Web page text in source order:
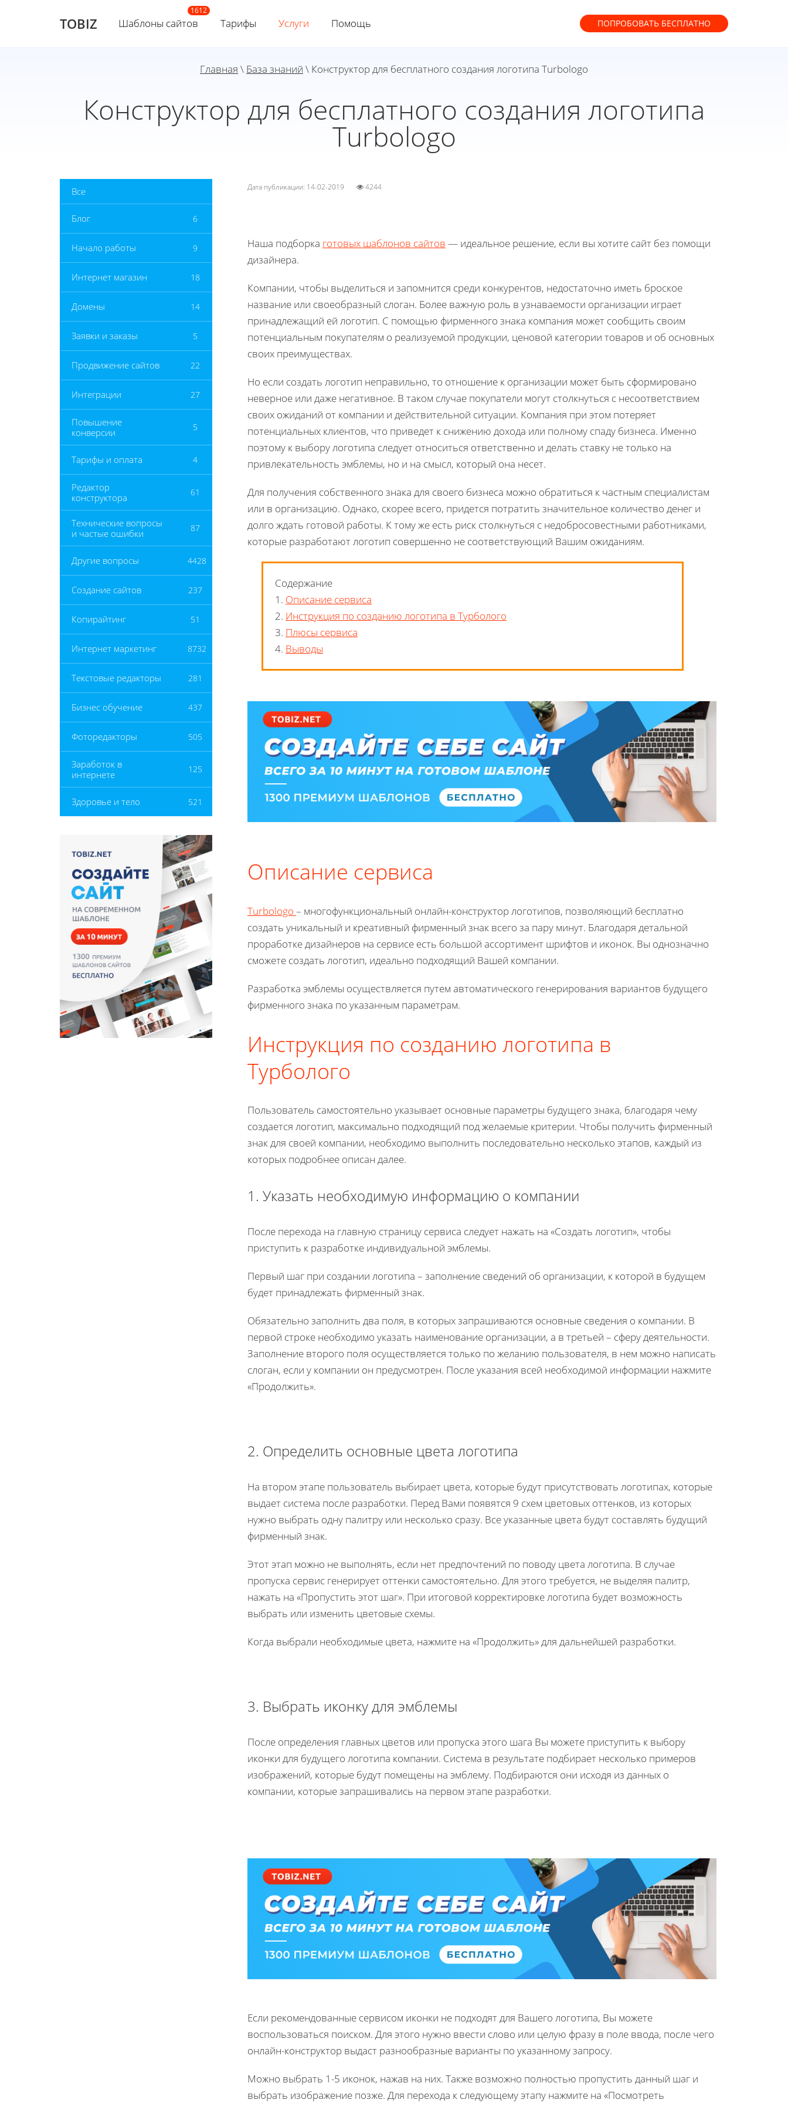
TOBIZ Шаблоны сайтов Тарифы Услуги Помощь ПОПРОБОВАТЬ БЕСПЛАТНО
Главная \ База знаний \ Конструктор для бесплатного создания логотипа Turbologo
Конструктор для бесплатного создания логотипа
Turbologo
Все
Блог 6
Начало работы 9
Интернет магазин 18
Домены 14
Заявки и заказы 5
Продвижение сайтов 22
Интеграции 27
Повышение
конверсии
5
Тарифы и оплата 4
Редактор
конструктора
61
Технические вопросы
и частые ошибки
87
Другие вопросы 4428
Создание сайтов 237
Копирайтинг 51
Интернет маркетинг 8732
Текстовые редакторы 281
Бизнес обучение 437
Фоторедакторы 505
Заработок в
интернете
125
Здоровье и тело 521
Дата публикации: 14-02-2019 4244
Наша подборка готовых шаблонов сайтов — идеальное решение, если вы хотите сайт без помощи
дизайнера.
Компании, чтобы выделиться и запомнится среди конкурентов, недостаточно иметь броское
название или своеобразный слоган. Более важную роль в узнаваемости организации играет
принадлежащий ей логотип. С помощью фирменного знака компания может сообщить своим
потенциальным покупателям о реализуемой продукции, ценовой категории товаров и об основных
своих преимуществах.
Но если создать логотип неправильно, то отношение к организации может быть сформировано
неверное или даже негативное. В таком случае покупатели могут столкнуться с несоответствием
своих ожиданий от компании и действительной ситуации. Компания при этом потеряет
потенциальных клиентов, что приведет к снижению дохода или полному спаду бизнеса. Именно
поэтому к выбору логотипа следует относиться ответственно и делать ставку не только на
привлекательность эмблемы, но и на смысл, который она несет.
Для получения собственного знака для своего бизнеса можно обратиться к частным специалистам
или в организацию. Однако, скорее всего, придется потратить значительное количество денег и
долго ждать готовой работы. К тому же есть риск столкнуться с недобросовестными работниками,
которые разработают логотип совершенно не соответствующий Вашим ожиданиям.
Содержание
1. Описание сервиса
2. Инструкция по созданию логотипа в Турболого
3. Плюсы сервиса
4. Выводы
Описание сервиса
Turbologo – многофункциональный онлайн-конструктор логотипов, позволяющий бесплатно
создать уникальный и креативный фирменный знак всего за пару минут. Благодаря детальной
проработке дизайнеров на сервисе есть большой ассортимент шрифтов и иконок. Вы однозначно
сможете создать логотип, идеально подходящий Вашей компании.
Разработка эмблемы осуществляется путем автоматического генерирования вариантов будущего
фирменного знака по указанным параметрам.
Инструкция по созданию логотипа в
Турболого
Пользователь самостоятельно указывает основные параметры будущего знака, благодаря чему
создается логотип, максимально подходящий под желаемые критерии. Чтобы получить фирменный
знак для своей компании, необходимо выполнить последовательно несколько этапов, каждый из
которых подробнее описан далее.
1. Указать необходимую информацию о компании
После перехода на главную страницу сервиса следует нажать на «Создать логотип», чтобы
приступить к разработке индивидуальной эмблемы.
Первый шаг при создании логотипа – заполнение сведений об организации, к которой в будущем
будет принадлежать фирменный знак.
Обязательно заполнить два поля, в которых запрашиваются основные сведения о компании. В
первой строке необходимо указать наименование организации, а в третьей – сферу деятельности.
Заполнение второго поля осуществляется только по желанию пользователя, в нем можно написать
слоган, если у компании он предусмотрен. После указания всей необходимой информации нажмите
«Продолжить».
2. Определить основные цвета логотипа
На втором этапе пользователь выбирает цвета, которые будут присутствовать логотипах, которые
выдает система после разработки. Перед Вами появятся 9 схем цветовых оттенков, из которых
нужно выбрать одну палитру или несколько сразу. Все указанные цвета будут составлять будущий
фирменный знак.
Этот этап можно не выполнять, если нет предпочтений по поводу цвета логотипа. В случае
пропуска сервис генерирует оттенки самостоятельно. Для этого требуется, не выделяя палитр,
нажать на «Пропустить этот шаг». При итоговой корректировке логотипа будет возможность
выбрать или изменить цветовые схемы.
Когда выбрали необходимые цвета, нажмите на «Продолжить» для дальнейшей разработки.
3. Выбрать иконку для эмблемы
После определения главных цветов или пропуска этого шага Вы можете приступить к выбору
иконки для будущего логотипа компании. Система в результате подбирает несколько примеров
изображений, которые будут помещены на эмблему. Подбираются они исходя из данных о
компании, которые запрашивались на первом этапе разработки.
Если рекомендованные сервисом иконки не подходят для Вашего логотипа, Вы можете
воспользоваться поиском. Для этого нужно ввести слово или целую фразу в поле ввода, после чего
онлайн-конструктор выдаст разнообразные варианты по указанному запросу.
Можно выбрать 1-5 иконок, нажав на них. Также возможно полностью пропустить данный шаг и
выбрать изображение позже. Для перехода к следующему этапу нажмите на «Посмотреть